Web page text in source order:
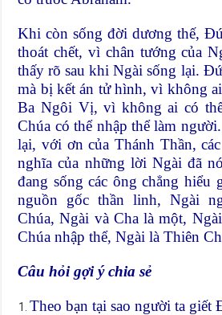
Khi còn sống đời dương thế,
thoát chết, vì chân tướng của
thấy rõ sau khi Ngài sống lại.
mà bị kết án tử hình, vì không
Ba Ngôi Vị, vì không ai có
Chúa có thể nhập thể làm
lại, với ơn của Thánh Thần,
nghĩa của những lời Ngài đã
đang sống các ông chẳng hiểu
nguồn gốc thần linh, Ngài
Chúa, Ngài và Cha là một,
Chúa nhập thể, Ngài là Thiên
Câu hỏi gợi ý chia sẻ
Theo bạn tại sao người ta giết